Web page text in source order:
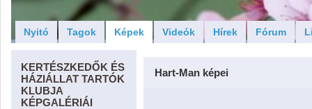
Nyitó Tagok Képek Videók Hírek Fórum
KERTÉSZKEDŐK ÉS
HÁZIÁLLAT TARTÓK
KLUBJA
KÉPGALÉRIÁI
Hart-Man képei